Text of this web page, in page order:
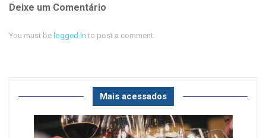
Deixe um Comentário
You must be logged in to post a comment.
Mais acessados